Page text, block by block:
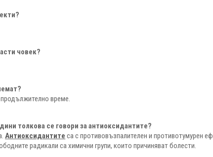
човек?
време.
толкова се говори за антиоксидантите?
Антиоксидантите са с противовъзпалителен и противотумурен
радикали са химични групи, които причиняват болести.